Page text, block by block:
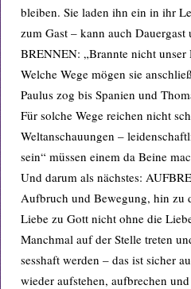
bleiben. Sie laden ihn ein in ihr
zum Gast – kann auch Dauergast
BRENNEN: „Brannte nicht unser
Welche Wege mögen sie
Paulus zog bis Spanien und
Für solche Wege reichen nicht
Weltanschauungen –
sein“ müssen einem da Beine
Und darum als nächstes:
Aufbruch und Bewegung, hin zu
Liebe zu Gott nicht ohne die
Manchmal auf der Stelle treten
sesshaft werden – das ist sicher
wieder aufstehen, aufbrechen